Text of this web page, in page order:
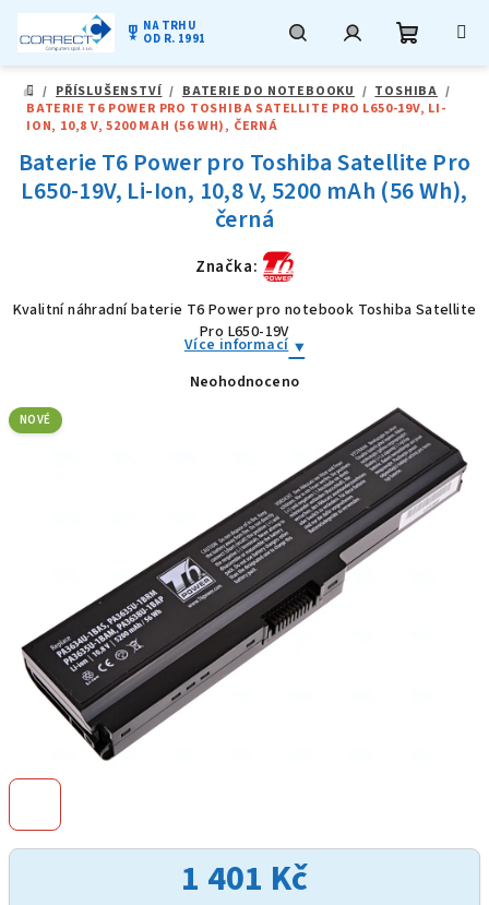
obsah
military_tech NA TRHU
OD R. 1991
DOMŮ
/ PŘÍSLUŠENSTVÍ / BATERIE DO NOTEBOOKU / TOSHIBA /
BATERIE T6 POWER PRO TOSHIBA SATELLITE PRO L650-19V, LI-
ION, 10,8 V, 5200 MAH (56 WH), ČERNÁ
1 401 Kč
Baterie T6 Power pro Toshiba Satellite Pro
L650-19V, Li-Ion, 10,8 V, 5200 mAh (56 Wh),
černá
Značka:
Kvalitní náhradní baterie T6 Power pro notebook Toshiba Satellite
Pro L650-19V
Více informací
Průměrné
hvězdiček.
Neohodnoceno
NOVÉ